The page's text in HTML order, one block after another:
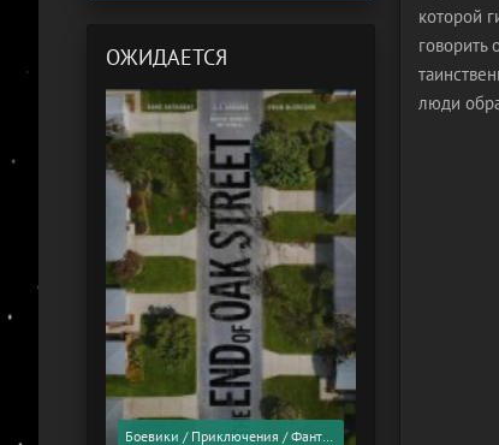
которой
говорить
люди
ОЖИДАЕТСЯ
Боевики / Приключения / Фантастика / Фильмы 2026 года / Скоро в кино